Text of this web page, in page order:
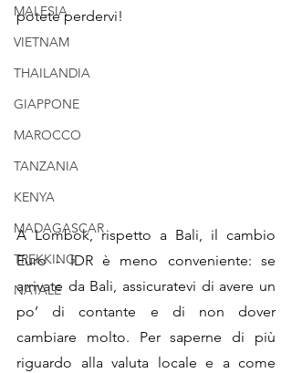
MALESIA
VIETNAM
THAILANDIA
GIAPPONE
MAROCCO
TANZANIA
KENYA
MADAGASCAR
TREKKING
NATALE
potete perdervi!
A Lombok, rispetto a Bali, il cambio
Euro - IDR è meno conveniente: se
arrivate da Bali, assicuratevi di avere un
po’ di contante e di non dover
cambiare molto. Per saperne di più
riguardo alla valuta locale e a come